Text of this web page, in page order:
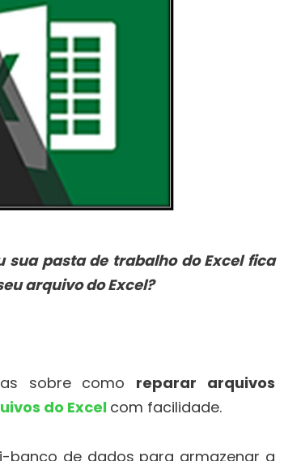
sua pasta de trabalho do Excel fica
arquivo do Excel?
sobre como reparar arquivos
do Excel com facilidade.
banco de dados para armazenar a